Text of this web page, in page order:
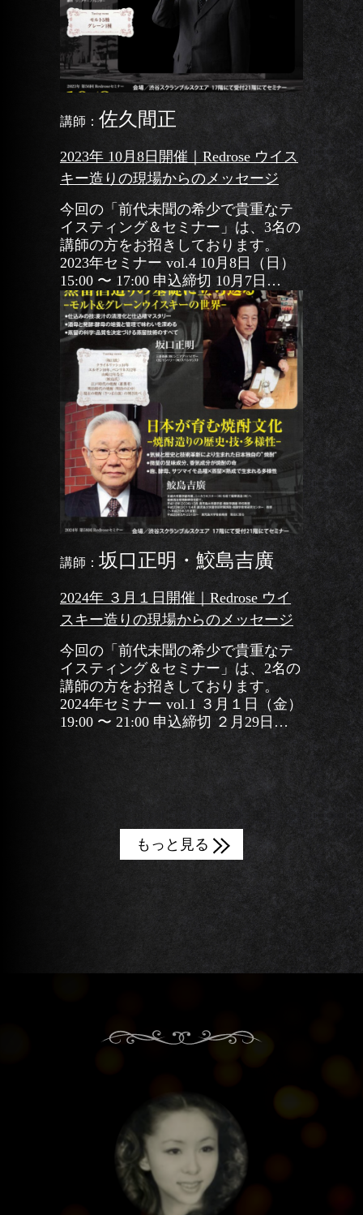
講師： 佐久間正
2023年 10月8日開催｜Redrose ウイス
キー造りの現場からのメッセージ
今回の「前代未聞の希少で貴重なテ
イスティング＆セミナー」は、3名の
講師の方をお招きしております。
2023年セミナー vol.4 10月8日（日）
15:00 〜 17:00 申込締切 10月7日
（土） 参加費 15,00 […]
講師： 坂口正明・鮫島吉廣
2024年 ３月１日開催｜Redrose ウイ
スキー造りの現場からのメッセージ
今回の「前代未聞の希少で貴重なテ
イスティング＆セミナー」は、2名の
講師の方をお招きしております。
2024年セミナー vol.1 ３月１日（金）
19:00 〜 21:00 申込締切 ２月29日
もっと見る